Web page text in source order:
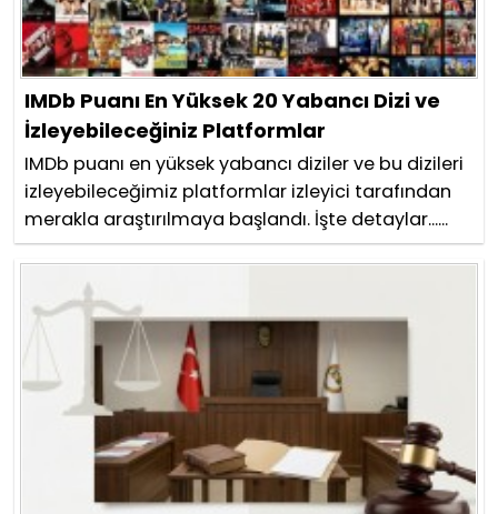
IMDb Puanı En Yüksek 20 Yabancı Dizi ve
İzleyebileceğiniz Platformlar
IMDb puanı en yüksek yabancı diziler ve bu dizileri
izleyebileceğimiz platformlar izleyici tarafından
merakla araştırılmaya başlandı. İşte detaylar......